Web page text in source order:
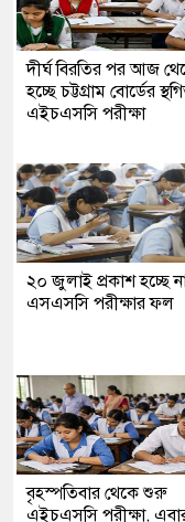
দীর্ঘ বিরতির পর আজ
হচ্ছে চট্টগ্রাম বোর্ডের
এইচএসসি পরীক্ষা
২০ জুলাই প্রকাশ হচ্ছে
এসএসসি পরীক্ষার ফল
বৃহস্পতিবার থেকে শুরু
এইচএসসি পরীক্ষা,